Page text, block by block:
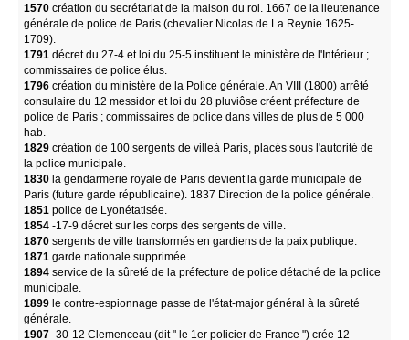
1570 création du secrétariat de la maison du roi. 1667 de la lieutenance
générale de police de Paris (chevalier Nicolas de La Reynie 1625-
1709).
1791 décret du 27-4 et loi du 25-5 instituent le ministère de l'Intérieur ;
commissaires de police élus.
1796 création du ministère de la Police générale. An VIII (1800) arrêté
consulaire du 12 messidor et loi du 28 pluviôse créent préfecture de
police de Paris ; commissaires de police dans villes de plus de 5 000
hab.
1829 création de 100 sergents de villeà Paris, placés sous l'autorité de
la police municipale.
1830 la gendarmerie royale de Paris devient la garde municipale de
Paris (future garde républicaine). 1837 Direction de la police générale.
1851 police de Lyonétatisée.
1854 -17-9 décret sur les corps des sergents de ville.
1870 sergents de ville transformés en gardiens de la paix publique.
1871 garde nationale supprimée.
1894 service de la sûreté de la préfecture de police détaché de la police
municipale.
1899 le contre-espionnage passe de l'état-major général à la sûreté
générale.
1907 -30-12 Clemenceau (dit " le 1er policier de France ") crée 12